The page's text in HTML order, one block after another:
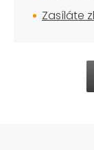
Zasíláte